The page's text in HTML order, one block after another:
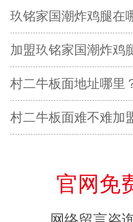
本？
玖铭家国潮炸鸡腿在
加盟玖铭家国潮炸鸡
村二牛板面地址哪里
村二牛板面难不难加
官网免